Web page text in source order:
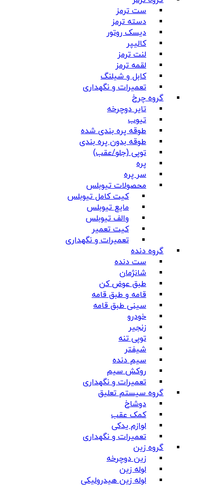
ست ترمز
دسته ترمز
دیسک روتور
کالیپر
لنت ترمز
لقمه ترمز
کابل و شیلنگ
تعمیرات و نگهداری
گروه چرخ
تایر دوچرخه
تیوب
طوقه پره بندی شده
طوقه بدون پره بندی
توپی (جلو/عقب)
پره
سر پره
محصولات تیوبلس
کیت کامل تیوبلس
مایع تیوبلس
والف تیوبلس
کیت تعمیر
تعمیرات و نگهداری
گروه دنده
ست دنده
شانژمان
طبق عوض کن
قامه و طبق قامه
سینی طبق قامه
خودرو
زنجیر
توپی تنه
شیفتر
سیم دنده
روکش سیم
تعمیرات و نگهداری
گروه سیستم تعلیق
دوشاخ
کمک عقب
لوازم یدکی
تعمیرات و نگهداری
گروه زین
زین دوچرخه
لوله زین
لوله زین هیدرولیکی